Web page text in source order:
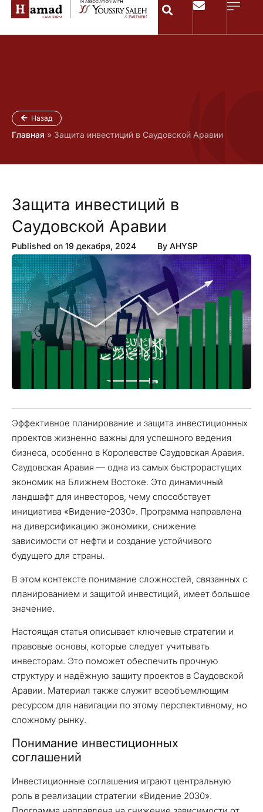
Назад
Главная » Защита инвестиций в Саудовской Аравии
Защита инвестиций в
Саудовской Аравии
Published on 19 декабря, 2024 By AHYSP
Эффективное планирование и защита инвестиционных
проектов жизненно важны для успешного ведения
бизнеса, особенно в Королевстве Саудовская Аравия.
Саудовская Аравия — одна из самых быстрорастущих
экономик на Ближнем Востоке. Это динамичный
ландшафт для инвесторов, чему способствует
инициатива «Видение-2030». Программа направлена
на диверсификацию экономики, снижение
зависимости от нефти и создание устойчивого
будущего для страны.
В этом контексте понимание сложностей, связанных с
планированием и защитой инвестиций, имеет большое
значение.
Настоящая статья описывает ключевые стратегии и
правовые основы, которые следует учитывать
инвесторам. Это поможет обеспечить прочную
структуру и надёжную защиту проектов в Саудовской
Аравии. Материал также служит всеобъемлющим
ресурсом для навигации по этому перспективному, но
сложному рынку.
Понимание инвестиционных
соглашений
Инвестиционные соглашения играют центральную
роль в реализации стратегии «Видение 2030».